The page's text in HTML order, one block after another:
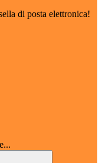
di posta elettronica!